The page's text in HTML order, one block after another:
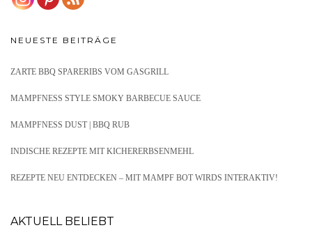
NEUESTE BEITRÄGE
ZARTE BBQ SPARERIBS VOM GASGRILL
MAMPFNESS STYLE SMOKY BARBECUE SAUCE
MAMPFNESS DUST | BBQ RUB
INDISCHE REZEPTE MIT KICHERERBSENMEHL
REZEPTE NEU ENTDECKEN – MIT MAMPF BOT WIRDS INTERAKTIV!
AKTUELL BELIEBT